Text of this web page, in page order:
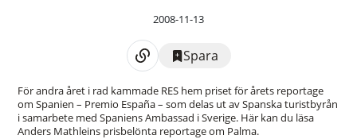
2008-11-13
Spara
För andra året i rad kammade RES hem priset för årets reportage
om Spanien – Premio España – som delas ut av Spanska turistbyrån
i samarbete med Spaniens Ambassad i Sverige. Här kan du läsa
Anders Mathleins prisbelönta reportage om Palma.